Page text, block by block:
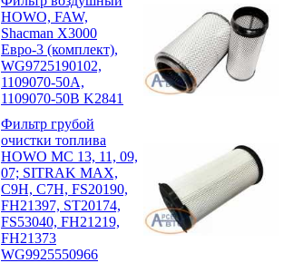
HOWO, FAW,
Shacman X3000
Евро-3 (комплект),
WG9725190102,
1109070-50A,
1109070-50B K2841
Фильтр грубой
очистки топлива
HOWO MC 13, 11, 09,
07; SITRAK MAX,
C9H, C7H, FS20190,
FH21397, ST20174,
FS53040, FH21219,
FH21373
WG9925550966